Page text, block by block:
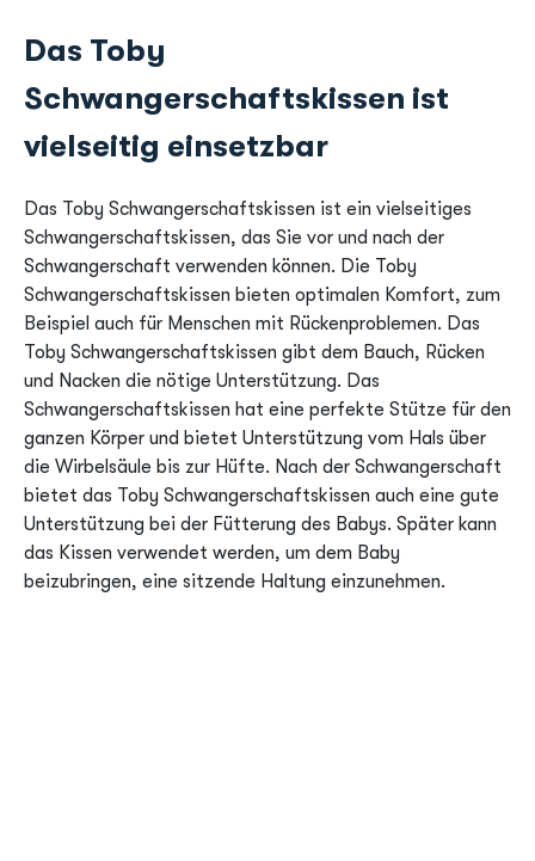
Das Toby
Schwangerschaftskissen ist
vielseitig einsetzbar
Das Toby Schwangerschaftskissen ist ein vielseitiges
Schwangerschaftskissen, das Sie vor und nach der
Schwangerschaft verwenden können. Die Toby
Schwangerschaftskissen bieten optimalen Komfort, zum
Beispiel auch für Menschen mit Rückenproblemen. Das
Toby Schwangerschaftskissen gibt dem Bauch, Rücken
und Nacken die nötige Unterstützung. Das
Schwangerschaftskissen hat eine perfekte Stütze für den
ganzen Körper und bietet Unterstützung vom Hals über
die Wirbelsäule bis zur Hüfte. Nach der Schwangerschaft
bietet das Toby Schwangerschaftskissen auch eine gute
Unterstützung bei der Fütterung des Babys. Später kann
das Kissen verwendet werden, um dem Baby
beizubringen, eine sitzende Haltung einzunehmen.